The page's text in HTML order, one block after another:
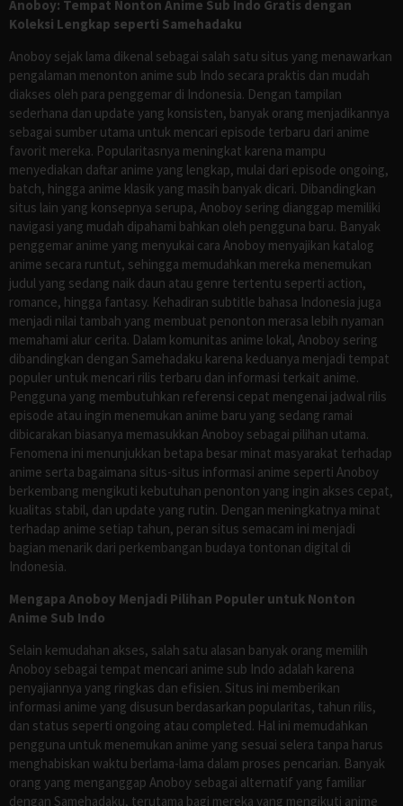
Anoboy: Tempat Nonton Anime Sub Indo Gratis dengan
Koleksi Lengkap seperti Samehadaku
Anoboy sejak lama dikenal sebagai salah satu situs yang menawarkan
pengalaman menonton anime sub Indo secara praktis dan mudah
diakses oleh para penggemar di Indonesia. Dengan tampilan
sederhana dan update yang konsisten, banyak orang menjadikannya
sebagai sumber utama untuk mencari episode terbaru dari anime
favorit mereka. Popularitasnya meningkat karena mampu
menyediakan daftar anime yang lengkap, mulai dari episode ongoing,
batch, hingga anime klasik yang masih banyak dicari. Dibandingkan
situs lain yang konsepnya serupa, Anoboy sering dianggap memiliki
navigasi yang mudah dipahami bahkan oleh pengguna baru. Banyak
penggemar anime yang menyukai cara Anoboy menyajikan katalog
anime secara runtut, sehingga memudahkan mereka menemukan
judul yang sedang naik daun atau genre tertentu seperti action,
romance, hingga fantasy. Kehadiran subtitle bahasa Indonesia juga
menjadi nilai tambah yang membuat penonton merasa lebih nyaman
memahami alur cerita. Dalam komunitas anime lokal, Anoboy sering
dibandingkan dengan Samehadaku karena keduanya menjadi tempat
populer untuk mencari rilis terbaru dan informasi terkait anime.
Pengguna yang membutuhkan referensi cepat mengenai jadwal rilis
episode atau ingin menemukan anime baru yang sedang ramai
dibicarakan biasanya memasukkan Anoboy sebagai pilihan utama.
Fenomena ini menunjukkan betapa besar minat masyarakat terhadap
anime serta bagaimana situs-situs informasi anime seperti Anoboy
berkembang mengikuti kebutuhan penonton yang ingin akses cepat,
kualitas stabil, dan update yang rutin. Dengan meningkatnya minat
terhadap anime setiap tahun, peran situs semacam ini menjadi
bagian menarik dari perkembangan budaya tontonan digital di
Indonesia.
Mengapa Anoboy Menjadi Pilihan Populer untuk Nonton
Anime Sub Indo
Selain kemudahan akses, salah satu alasan banyak orang memilih
Anoboy sebagai tempat mencari anime sub Indo adalah karena
penyajiannya yang ringkas dan efisien. Situs ini memberikan
informasi anime yang disusun berdasarkan popularitas, tahun rilis,
dan status seperti ongoing atau completed. Hal ini memudahkan
pengguna untuk menemukan anime yang sesuai selera tanpa harus
menghabiskan waktu berlama-lama dalam proses pencarian. Banyak
orang yang menganggap Anoboy sebagai alternatif yang familiar
dengan Samehadaku, terutama bagi mereka yang mengikuti anime